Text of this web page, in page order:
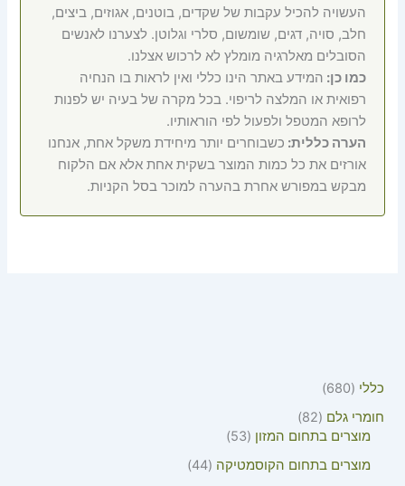
כללי
680
חומרי גלם
82
מוצרים בתחום המזון
53
מוצרים בתחום הקוסמטיקה 44
העשויה להכיל עקבות של שקדים, בוטנים, אגוזים, ביצים,
חלב, סויה, דגים, שומשום, סלרי וגלוטן. לצערנו לאנשים
הסובלים מאלרגיה מומלץ לא לרכוש אצלנו.
כמו כן: המידע באתר הינו כללי ואין לראות בו הנחיה
רפואית או המלצה לריפוי. בכל מקרה של בעיה יש לפנות
לרופא המטפל ולפעול לפי הוראותיו.
הערה כללית: כשבוחרים יותר מיחידת משקל אחת, אנחנו
אורזים את כל כמות המוצר בשקית אחת אלא אם הלקוח
מבקש במפורש אחרת בהערה למוכר בסל הקניות.